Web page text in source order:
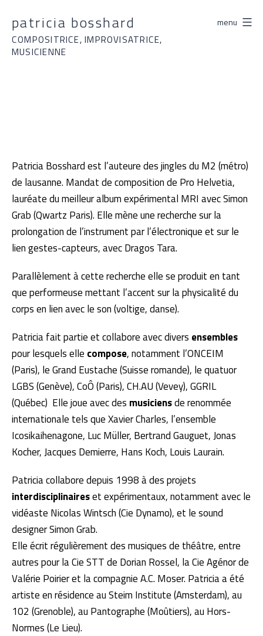
contenu
patricia bosshard
COMPOSITRICE, IMPROVISATRICE,
MUSICIENNE
menu
Patricia Bosshard est l’auteure des jingles du M2 (métro)
de lausanne. Mandat de composition de Pro Helvetia,
lauréate du meilleur album expérimental MRI avec Simon
Grab (Qwartz Paris). Elle mène une recherche sur la
prolongation de l’instrument par l’électronique et sur le
lien gestes-capteurs, avec Dragos Tara.
Parallèlement à cette recherche elle se produit en tant
que performeuse mettant l’accent sur la physicalité du
corps en lien avec le son (voltige, danse).
Patricia fait partie et collabore avec divers ensembles
pour lesquels elle compose, notamment l’ONCEIM
(Paris), le Grand Eustache (Suisse romande), le quatuor
LGBS (Genève), CoÔ (Paris), CH.AU (Vevey), GGRIL
(Québec) Elle joue avec des musiciensde renommée
internationale tels que Xavier Charles, l’ensemble
Icosikaihenagone, Luc Müller, Bertrand Gauguet, Jonas
Kocher, Jacques Demierre, Hans Koch, Louis Laurain.
Patricia collabore depuis 1998 à des projets
interdisciplinaireset expérimentaux, notamment avec le
vidéaste Nicolas Wintsch (Cie Dynamo), et le sound
designer Simon Grab.
Elle écrit régulièrement des musiques de théâtre, entre
autres pour la Cie STT de Dorian Rossel, la Cie Agénor de
Valérie Poirier et la compagnie A.C. Moser. Patricia a été
artiste en résidence au Steim Institute (Amsterdam), au
102 (Grenoble), au Pantographe (Moûtiers), au Hors-
Normes (Le Lieu).